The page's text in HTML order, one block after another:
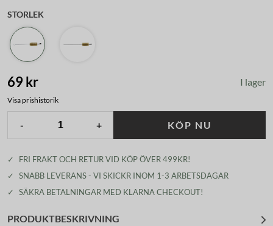
STORLEK
69 kr I lager
Visa prishistorik
- + KÖP NU
✓
FRI FRAKT OCH RETUR VID KÖP ÖVER 499KR!
✓
SNABB LEVERANS - VI SKICKR INOM 1-3 ARBETSDAGAR
✓
SÄKRA BETALNINGAR MED KLARNA CHECKOUT!
PRODUKTBESKRIVNING